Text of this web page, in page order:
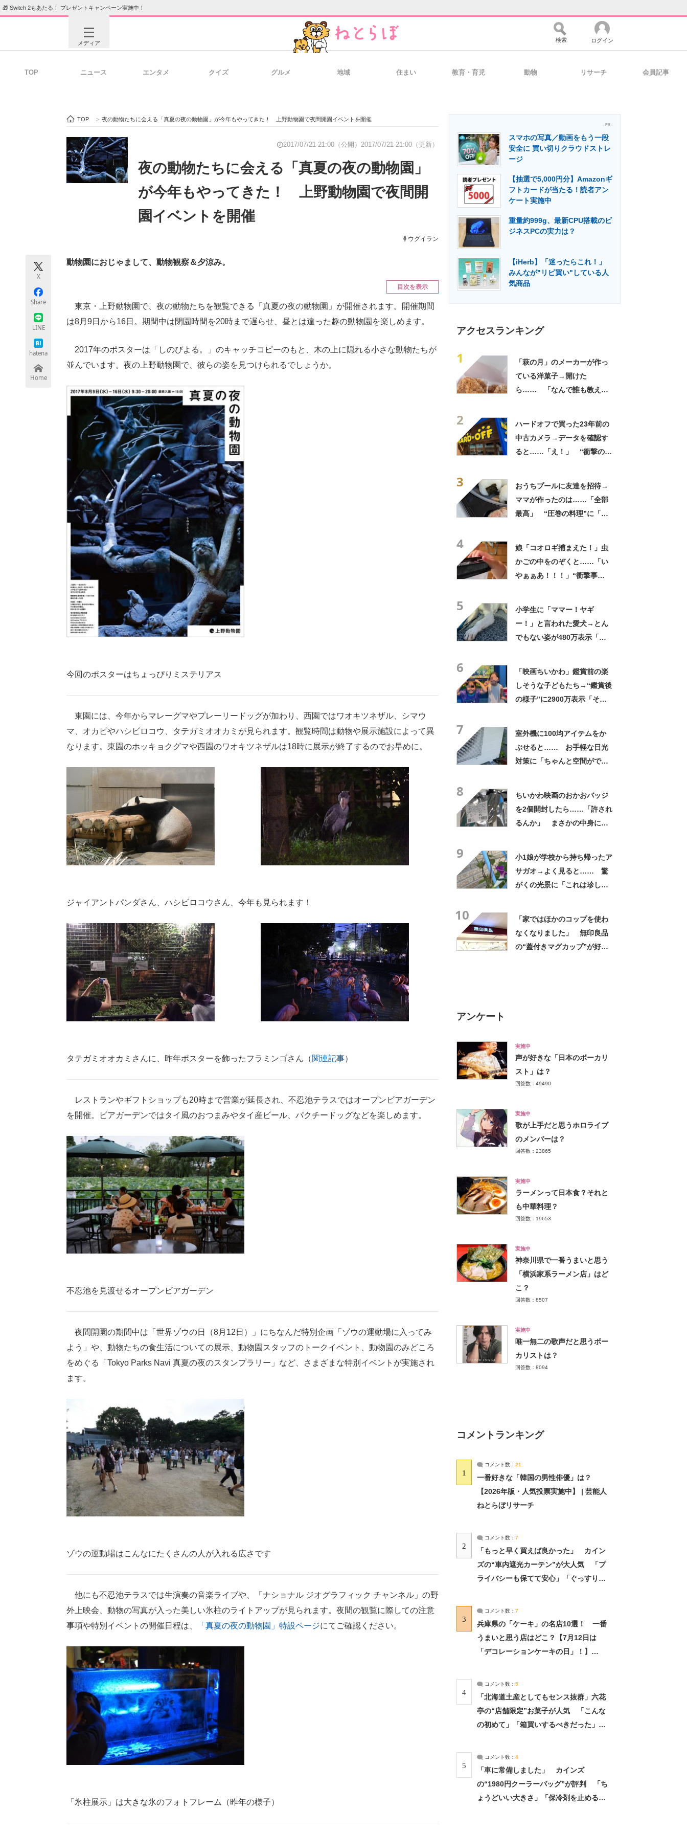
🎁 Switch 2もあたる！ プレゼントキャンペーン実施中！
メディア
ビジネスと働き方のヒント 経営リーダーのコミュニティ マーケ×ITの今がよく分かる
ITエンジニア向け専門サイト 企業向けIT製品の総合サイト IT製品の技術・比較・事例 製造業のIT導入・活用を支援
エネルギーの専門メディア 建設×テクノロジーの最前線
検索 ログイン
TOP ニュース エンタメ クイズ グルメ 地域 住まい 教育・育児 動物 リサーチ 会員記事
TOP > 夜の動物たちに会える「真夏の夜の動物園」が今年もやってきた！ 上野動物園で夜間開園イベントを開催
2017/07/21 21:00（公開） 2017/07/21 21:00（更新）
夜の動物たちに会える「真夏の夜の動物園」
が今年もやってきた！ 上野動物園で夜間開
園イベントを開催
ウグイラン
X
Share
LINE
hatena
Home
動物園におじゃまして、動物観察＆夕涼み。
目次を表示
東京・上野動物園で、夜の動物たちを観覧できる「真夏の夜の動物園」が開催されます。開催期間
は8月9日から16日。期間中は閉園時間を20時まで遅らせ、昼とは違った趣の動物園を楽しめます。
2017年のポスターは「しのびよる。」のキャッチコピーのもと、木の上に隠れる小さな動物たちが
並んでいます。夜の上野動物園で、彼らの姿を見つけられるでしょうか。
今回のポスターはちょっぴりミステリアス
東園には、今年からマレーグマやプレーリードッグが加わり、西園ではワオキツネザル、シマウ
マ、オカピやハシビロコウ、タテガミオオカミが見られます。観覧時間は動物や展示施設によって異
なります。東園のホッキョクグマや西園のワオキツネザルは18時に展示が終了するのでお早めに。
ジャイアントパンダさん、ハシビロコウさん、今年も見られます！
タテガミオオカミさんに、昨年ポスターを飾ったフラミンゴさん（関連記事）
レストランやギフトショップも20時まで営業が延長され、不忍池テラスではオープンビアガーデン
を開催。ビアガーデンではタイ風のおつまみやタイ産ビール、パクチードッグなどを楽しめます。
不忍池を見渡せるオープンビアガーデン
夜間開園の期間中は「世界ゾウの日（8月12日）」にちなんだ特別企画「ゾウの運動場に入ってみ
よう」や、動物たちの食生活についての展示、動物園スタッフのトークイベント、動物園のみどころ
をめぐる「Tokyo Parks Navi 真夏の夜のスタンプラリー」など、さまざまな特別イベントが実施され
ます。
ゾウの運動場はこんなにたくさんの人が入れる広さです
他にも不忍池テラスでは生演奏の音楽ライブや、「ナショナル ジオグラフィック チャンネル」の野
外上映会、動物の写真が入った美しい氷柱のライトアップが見られます。夜間の観覧に際しての注意
事項や特別イベントの開催日程は、
「真夏の夜の動物園」特設ページにてご確認ください。
「氷柱展示」は大きな氷のフォトフレーム（昨年の様子）
- PR -
スマホの写真／動画をもう一段
安全に 買い切りクラウドストレ
ージ
【抽選で5,000円分】Amazonギ
フトカードが当たる！読者アン
ケート実施中
重量約999g、最新CPU搭載のビ
ジネスPCの実力は？
【iHerb】「迷ったらこれ！」
みんなが"リピ買い"している人
気商品
アクセスランキング
1
「萩の月」のメーカーが作っ
ている洋菓子→開けた
ら…… 「なんで誰も教えて
2
ハードオフで買った23年前の
中古カメラ→データを確認す
ると……「え！」 “衝撃の中
3
おうちプールに友達を招待→
ママが作ったのは……「全部
最高」 “圧巻の料理”に「う
4
娘「コオロギ捕まえた！」虫
かごの中をのぞくと……「い
やぁぁあ！！！」“衝撃事
5
小学生に「ママー！ヤギ
ー！」と言われた愛犬→とん
でもない姿が480万表示「ど
6
「映画ちいかわ」鑑賞前の楽
しそうな子どもたち→“鑑賞後
の様子”に2900万表示「そう
7
室外機に100均アイテムをか
ぶせると…… お手軽な日光
対策に「ちゃんと空間ができ
8
ちいかわ映画のおかおバッジ
を2個開封したら……「許され
るんか」 まさかの中身に
9
小1娘が学校から持ち帰ったア
サガオ→よく見ると…… 驚
がくの光景に「これは珍し
10
「家ではほかのコップを使わ
なくなりました」 無印良品
の“蓋付きマグカップ”が好
アンケート
実施中
声が好きな「日本のボーカリ
スト」は？
回答数：49490
実施中
歌が上手だと思うホロライブ
のメンバーは？
回答数：23865
実施中
ラーメンって日本食？それと
も中華料理？
回答数：19653
実施中
神奈川県で一番うまいと思う
「横浜家系ラーメン店」はど
こ？
回答数：8507
実施中
唯一無二の歌声だと思うボー
カリストは？
回答数：8094
コメントランキング
1
コメント数： 21
一番好きな「韓国の男性俳優」は？
【2026年版・人気投票実施中】 | 芸能人
ねとらぼリサーチ
2
コメント数： 7
「もっと早く買えば良かった」 カイン
ズの“車内遮光カーテン”が大人気 「プ
ライバシーも保てて安心」「ぐっすり眠
3
コメント数： 7
兵庫県の「ケーキ」の名店10選！ 一番
うまいと思う店はどこ？【7月12日は
「デコレーションケーキの日」！】
4
コメント数： 5
「北海道土産としてもセンス抜群」六花
亭の“店舗限定”お菓子が人気 「こんな
の初めて」「箱買いするべきだった」
5
コメント数： 4
「車に常備しました」 カインズ
の“1980円クーラーバッグ”が評判 「ち
ょうどいい大きさ」「保冷剤を止めるベ